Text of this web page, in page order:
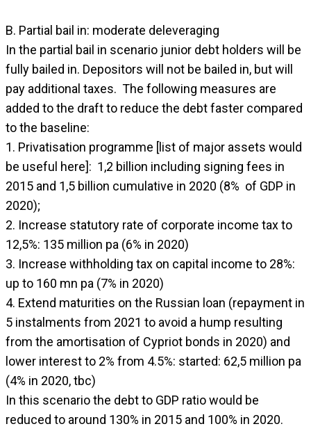
B. Partial bail in: moderate deleveraging
In the partial bail in scenario junior debt holders will be
fully bailed in. Depositors will not be bailed in, but will
pay additional taxes. The following measures are
added to the draft to reduce the debt faster compared
to the baseline:
1. Privatisation programme [list of major assets would
be useful here]: 1,2 billion including signing fees in
2015 and 1,5 billion cumulative in 2020 (8% of GDP in
2020);
2. Increase statutory rate of corporate income tax to
12,5%: 135 million pa (6% in 2020)
3. Increase withholding tax on capital income to 28%:
up to 160 mn pa (7% in 2020)
4. Extend maturities on the Russian loan (repayment in
5 instalments from 2021 to avoid a hump resulting
from the amortisation of Cypriot bonds in 2020) and
lower interest to 2% from 4.5%: started: 62,5 million pa
(4% in 2020, tbc)
In this scenario the debt to GDP ratio would be
reduced to around 130% in 2015 and 100% in 2020.